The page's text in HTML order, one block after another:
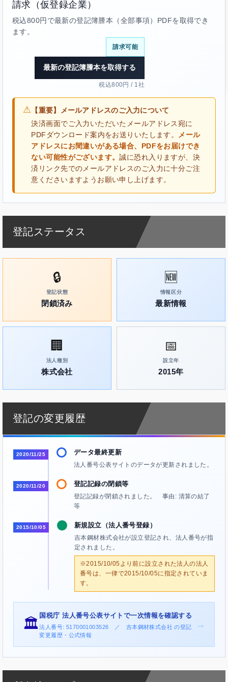
請求（仮登録企業）
税込800円で最新の登記簿謄本（全部事項）PDFを取得でき
ます。
請求可能
最新の登記簿謄本を取得する
税込800円 / 1社
⚠ 【重要】メールアドレスのご入力について
決済画面でご入力いただいたメールアドレス宛に
PDFダウンロード案内をお送りいたします。
メール
アドレスにお間違いがある場合、PDFをお届けでき
ない可能性がございます。誠に恐れ入りますが、決
済リンク先でのメールアドレスのご入力に十分ご注
意くださいますようお願い申し上げます。
登記ステータス
🔒
登記状態
閉鎖済み
🆕
情報区分
最新情報
🏢
法人種別
株式会社
📅
設立年
2015年
登記の変更履歴
2020/11/25 データ最終更新
法人番号公表サイトのデータが更新されました。
2020/11/20 登記記録の閉鎖等
登記記録が閉鎖されました。 事由: 清算の結了
等
2015/10/05 新規設立（法人番号登録）
吉本鋼材株式会社が設立登記され、法人番号が指
定されました。
※2015/10/05より前に設立された法人の法人
番号は、一律で2015/10/05に指定されていま
す。
🏛️
国税庁 法人番号公表サイトで一次情報を確認する
法人番号: 5170001003526 ／ 吉本鋼材株式会社 の登記
変更履歴・公式情報
→